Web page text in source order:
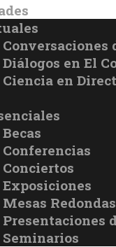
Conversaciones
Diálogos en El
Ciencia en
Becas
Conferencias
Conciertos
Exposiciones
Mesas Redondas
Presentaciones
Seminarios